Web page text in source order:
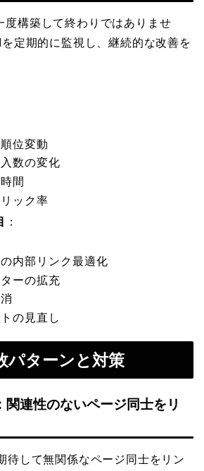
度構築して終わりではありませ
定期的に監視し、継続的な改善を
位変動
数の変化
間
ック率
：
内部リンク最適化
ーの拡充
の見直し
パターンと対策
関連性のないページ同士をリ
待して無関係なページ同士をリン